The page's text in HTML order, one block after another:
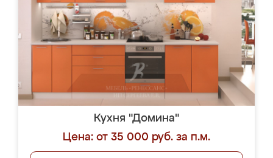
Кухня "Домина"
Цена: от 35 000 руб. за п.м.